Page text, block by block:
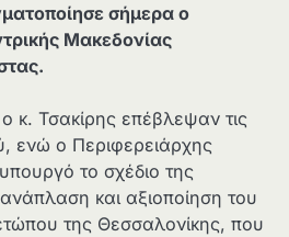
σήμερα ο
Μακεδονίας
ο κ. Τσακίρης επέβλεψαν τις
ενώ ο Περιφερειάρχης
το σχέδιο της
και αξιοποίηση του
της Θεσσαλονίκης, που